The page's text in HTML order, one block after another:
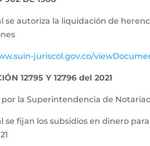
se autoriza la liquidación de
juriscol.gov.co/
12795 Y 12796 del 2021
la Superintendencia de
se fijan los subsidios en dinero